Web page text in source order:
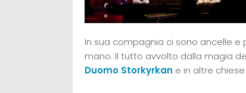
In sua compagnia ci sono ancelle
mano. Il tutto avvolto dalla magia
Duomo Storkyrkan e in altre